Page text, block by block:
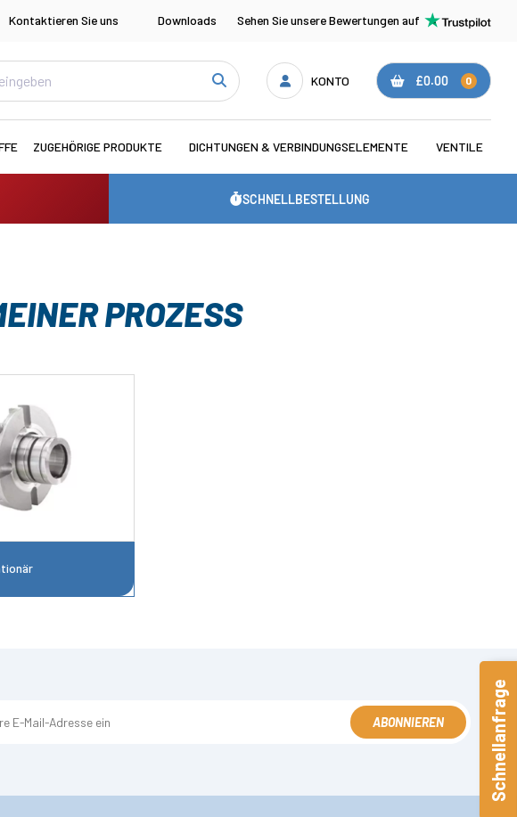
Kontaktieren Sie uns Downloads Sehen Sie unsere Bewertungen auf
KONTO £0.00 0
ZUGEHÖRIGE PRODUKTE DICHTUNGEN & VERBINDUNGSELEMENTE VENTILE
SCHNELLBESTELLUNG
PROZESS
ABONNIEREN Schnellanfrage